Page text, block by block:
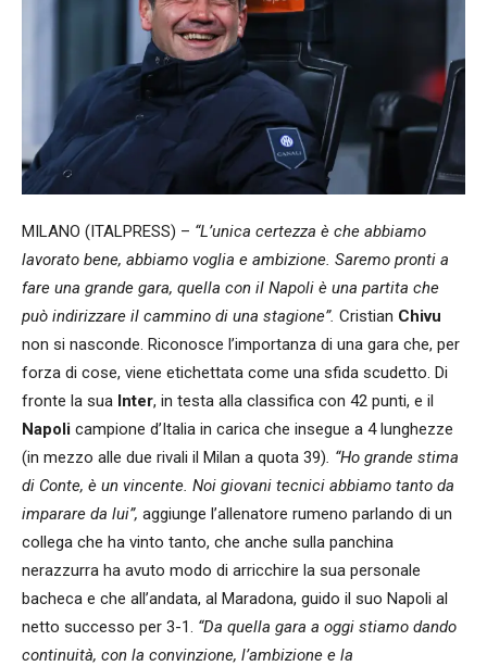
MILANO (ITALPRESS) – “L’unica certezza è che abbiamo
lavorato bene, abbiamo voglia e ambizione. Saremo pronti a
fare una grande gara, quella con il Napoli è una partita che
può indirizzare il cammino di una stagione”. Cristian Chivu
non si nasconde. Riconosce l’importanza di una gara che, per
forza di cose, viene etichettata come una sfida scudetto. Di
fronte la sua Inter, in testa alla classifica con 42 punti, e il
Napoli campione d’Italia in carica che insegue a 4 lunghezze
(in mezzo alle due rivali il Milan a quota 39). “Ho grande stima
di Conte, è un vincente. Noi giovani tecnici abbiamo tanto da
imparare da lui”, aggiunge l’allenatore rumeno parlando di un
collega che ha vinto tanto, che anche sulla panchina
nerazzurra ha avuto modo di arricchire la sua personale
bacheca e che all’andata, al Maradona, guido il suo Napoli al
netto successo per 3-1. “Da quella gara a oggi stiamo dando
continuità, con la convinzione, l’ambizione e la